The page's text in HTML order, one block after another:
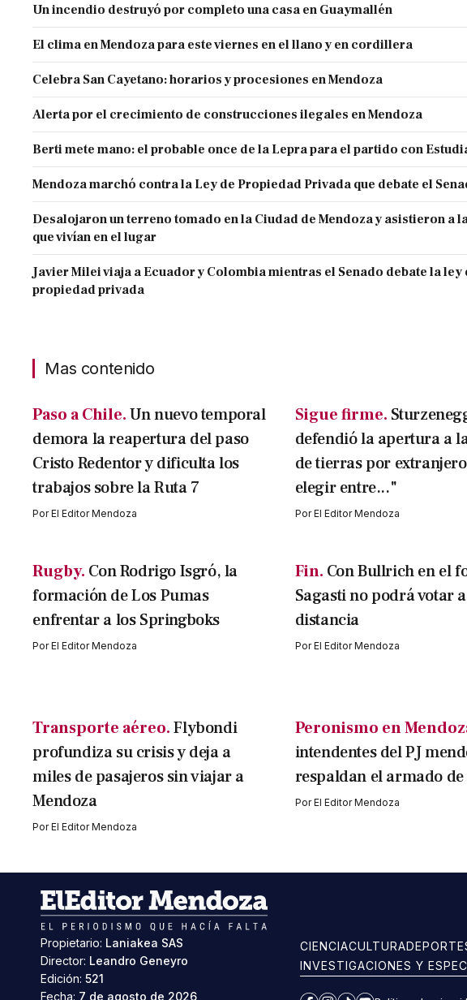
Un incendio destruyó por completo una casa en Guaymallén
El clima en Mendoza para este viernes en el llano y en cordillera
Celebra San Cayetano: horarios y procesiones en Mendoza
Alerta por el crecimiento de construcciones ilegales en Mendoza
Berti mete mano: el probable once de la Lepra para el partido con
Mendoza marchó contra la Ley de Propiedad Privada que debate el
Desalojaron un terreno tomado en la Ciudad de Mendoza y asistieron a
que vivían en el lugar
Javier Milei viaja a Ecuador y Colombia mientras el Senado debate la ley
propiedad privada
Mas contenido
Paso a Chile. Un nuevo temporal
demora la reapertura del paso
Cristo Redentor y dificulta los
trabajos sobre la Ruta 7
PorEl Editor Mendoza
Sigue firme.
defendió la apertura a
de tierras por
elegir entre..."
PorEl Editor Mendoza
Rugby. Con Rodrigo Isgró, la
formación de Los Pumas
enfrentar a los Springboks
PorEl Editor Mendoza
Fin. Con Bullrich en el
Sagasti no podrá votar a
distancia
PorEl Editor Mendoza
Transporte aéreo. Flybondi
profundiza su crisis y deja a
miles de pasajeros sin viajar a
Mendoza
PorEl Editor Mendoza
Peronismo en
intendentes del PJ
respaldan el armado
PorEl Editor Mendoza
Propietario: Laniakea SAS
Director: Leandro Geneyro
Edición: 521
Fecha: 7 de agosto de 2026
CIENCIACULTURA
INVESTIGACIONES Y